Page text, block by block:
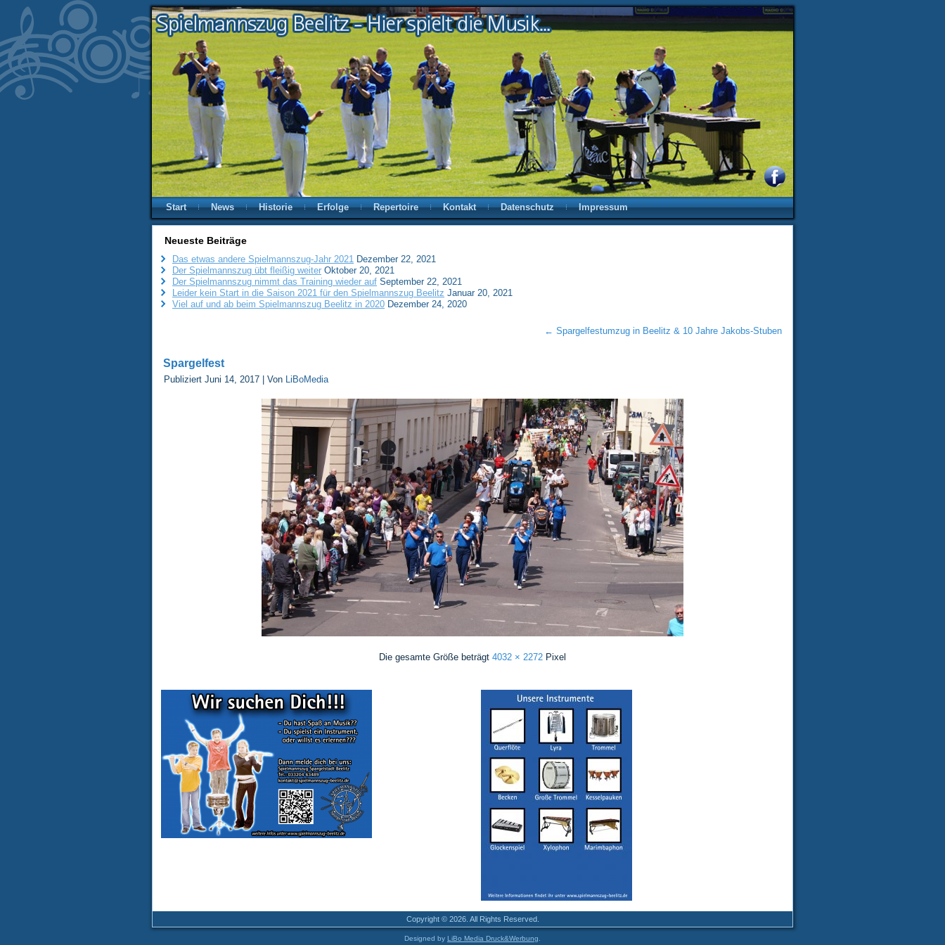
Start News Historie Erfolge Repertoire Kontakt Datenschutz Impressum
Neueste Beiträge
Das etwas andere Spielmannszug-Jahr 2021 Dezember 22, 2021
Der Spielmannszug übt fleißig weiter Oktober 20, 2021
Der Spielmannszug nimmt das Training wieder auf September 22, 2021
Leider kein Start in die Saison 2021 für den Spielmannszug Beelitz Januar 20, 2021
Viel auf und ab beim Spielmannszug Beelitz in 2020 Dezember 24, 2020
← Spargelfestumzug in Beelitz & 10 Jahre Jakobs-Stuben
Spargelfest
Publiziert Juni 14, 2017 Von LiBoMedia
Die gesamte Größe beträgt 4032 × 2272 Pixel
Copyright © 2026. All Rights Reserved.
Designed by LiBo Media Druck&Werbung